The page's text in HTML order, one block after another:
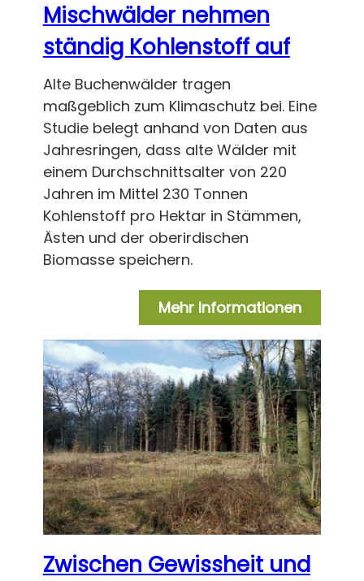
Mischwälder nehmen
ständig Kohlenstoff auf
Alte Buchenwälder tragen
maßgeblich zum Klimaschutz bei. Eine
Studie belegt anhand von Daten aus
Jahresringen, dass alte Wälder mit
einem Durchschnittsalter von 220
Jahren im Mittel 230 Tonnen
Kohlenstoff pro Hektar in Stämmen,
Ästen und der oberirdischen
Biomasse speichern.
Mehr Informationen
Zwischen Gewissheit und